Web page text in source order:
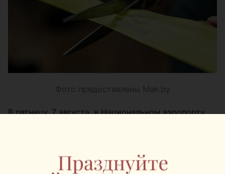
Фото предоставлены Mak.by
В пятницу, 7 августа, в Национальном аэропорту
международных рейсов и созданы с учетом
разных сценариев путешествия, от короткой